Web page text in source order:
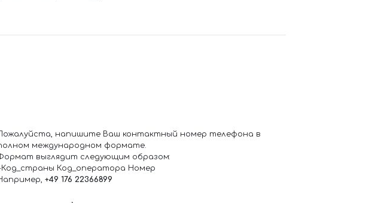
напишите Ваш контактный номер телефона в
международном формате.
выглядит следующим образом:
Код_оператора Номер
+49 176 22366899